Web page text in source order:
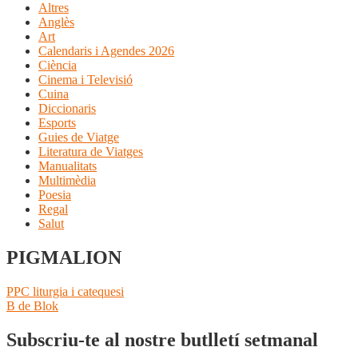
Altres
Anglès
Art
Calendaris i Agendes 2026
Ciència
Cinema i Televisió
Cuina
Diccionaris
Esports
Guies de Viatge
Literatura de Viatges
Manualitats
Multimèdia
Poesia
Regal
Salut
PIGMALION
Navegació
d'entrades
Entrada
anterior:
PPC liturgia i catequesi
Pròxima
B de Blok
Subscriu-te al nostre butlletí setmanal